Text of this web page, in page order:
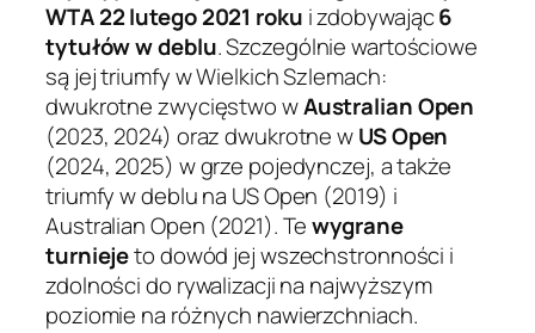
WTA 22 lutego 2021 roku i zdobywając6
tytułów w deblu. Szczególnie wartościowe
są jej triumfy w Wielkich Szlemach:
dwukrotne zwycięstwo wAustralian Open
(2023, 2024) oraz dwukrotne wUS Open
(2024, 2025) w grze pojedynczej, a także
triumfy w deblu na US Open (2019) i
Australian Open (2021). Tewygrane
turniejeto dowód jej wszechstronności i
zdolności do rywalizacji na najwyższym
poziomie na różnych nawierzchniach.